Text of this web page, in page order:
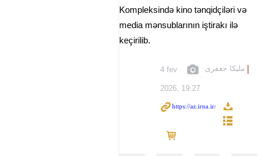
Kompleksində kino tənqidçiləri və
media mənsublarının iştirakı ilə
keçirilib.
ملیکا جعفری 4 fev
2026, 19:27